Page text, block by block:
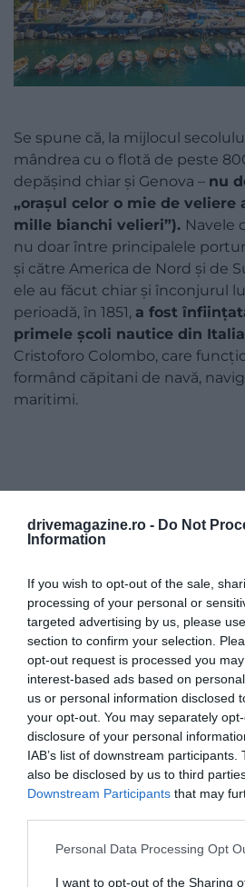
drivemagazine.ro - Do Not
Information
If you wish to opt-out of the sale,
processing of your personal or
targeted advertising by us, please
section to confirm your selection.
opt-out request is processed you
interest-based ads based on
us or personal information disclosed
your opt-out. You may separately
disclosure of your personal
IAB’s list of downstream
also be disclosed by us to third
Downstream Participants that may
Please note that this website/app
not limited to your visit or usage
Personal Data Processing Opt
I want to opt-out of the Sharing
Se spune că, la mijlocul
mândrea cu o flotă de peste
depășind chiar și Genova – nu
„orașul celor o mie de veliere
mille bianchi velieri”). Navele
nu doar între principalele
și către America de Nord și de
ele au făcut chiar și înconjurul
perioadă, în 1851, a fost
primele școli nautice din Italia
Cristoforo Colombo, care
formând căpitani de navă,
maritimi.